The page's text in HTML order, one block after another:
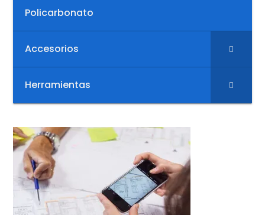
Policarbonato
Accesorios
Herramientas